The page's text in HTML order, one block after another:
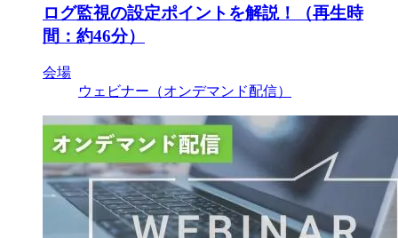
ログ監視の設定ポイントを解説！（再生時
間：約46分）
会場
ウェビナー（オンデマンド配信）